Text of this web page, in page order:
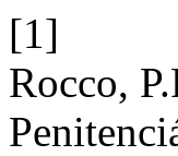
[1]
Rocco,